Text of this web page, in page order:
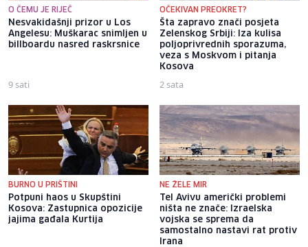
O ČEMU JE RIJEČ
Nesvakidašnji prizor u Los
Angelesu: Muškarac snimljen u
billboardu nasred raskrsnice
9 sati
OČEKIVAN PREOKRET?
Šta zapravo znači posjeta
Zelenskog Srbiji: Iza kulisa
poljoprivrednih sporazuma,
veza s Moskvom i pitanja
Kosova
2 sata
BURNO U PRIŠTINI
Potpuni haos u Skupštini
Kosova: Zastupnica opozicije
jajima gađala Kurtija
NE ŽELE MIR
Tel Avivu američki problemi
ništa ne znače: Izraelska
vojska se sprema da
samostalno nastavi rat protiv
Irana